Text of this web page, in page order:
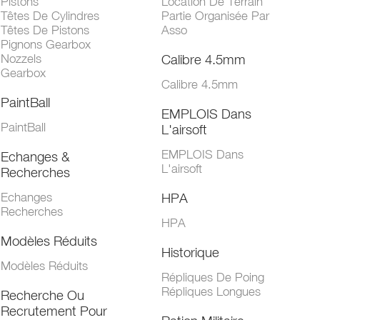
Têtes De Cylindres
Têtes De Pistons
Pignons Gearbox
Nozzels
Gearbox
PaintBall
PaintBall
Echanges &
Recherches
Echanges
Recherches
Modèles Réduits
Modèles Réduits
Recherche Ou
Recrutement Pour
Partie Organisée Par
Asso
Calibre 4.5mm
Calibre 4.5mm
EMPLOIS Dans
L'airsoft
EMPLOIS Dans
L'airsoft
HPA
HPA
Historique
Répliques De Poing
Répliques Longues